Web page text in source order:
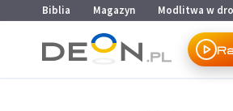
Przejdź do menu głównego
Przejdź do treści
Biblia Magazyn Modlitwa w